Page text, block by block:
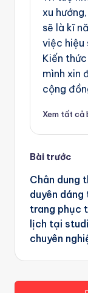
xu
sẽ là kĩ
việc hiệu
Kiến
mình xin
cộng
Xem tất cả
Post
Bài trước
Chân dung
duyên dáng
trang phục
lịch tại
chuyên